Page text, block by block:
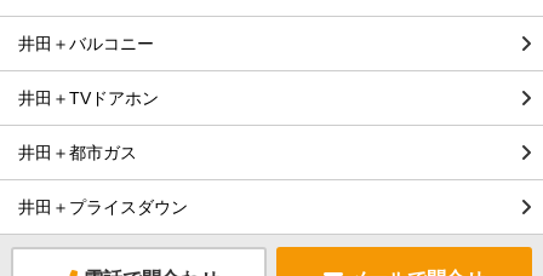
井田＋バルコニー
井田＋TVドアホン
井田＋都市ガス
井田＋プライスダウン